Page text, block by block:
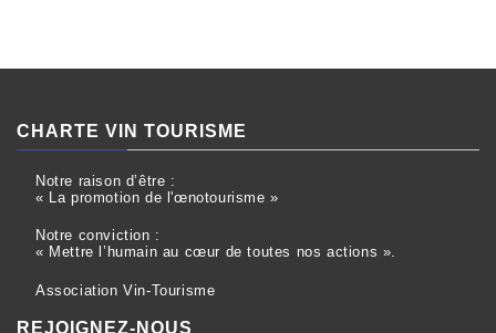
CHARTE VIN TOURISME
Notre raison d’être :
« La promotion de l'œnotourisme »
Notre conviction :
« Mettre l’humain au cœur de toutes nos actions ».
Association Vin-Tourisme
REJOIGNEZ-NOUS